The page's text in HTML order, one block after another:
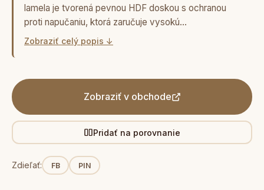
lamela je tvorená pevnou HDF doskou s ochranou
proti napučaniu, ktorá zaručuje vysokú…
Zobraziť celý popis ↓
Zobraziť v obchode
Pridať na porovnanie
Zdieľať: FB PIN